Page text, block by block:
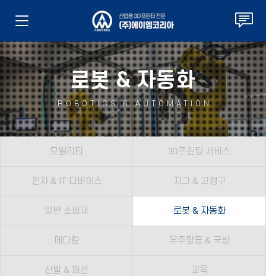
로봇 & 자동화
ROBOTICS & AUTOMATION
모빌리티 3D프린팅 서비스
전자 & IT 디바이스 지그 & 고정구
일반 소비재 로봇 & 자동화
메디컬 우주항공 & 국방
신발 & 패션 교육